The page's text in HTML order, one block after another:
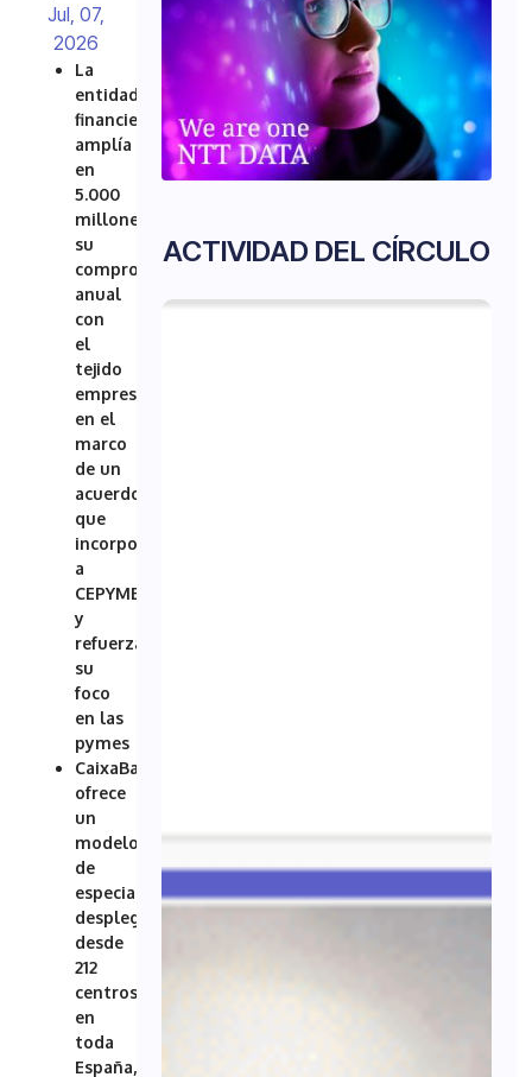
Jul, 07,
2026
La
entidad
financiera
amplía
en
5.000
millones
su
compromiso
anual
con
el
tejido
empresarial
en el
marco
de un
acuerdo
que
incorpora
a
CEPYME
y
refuerza
su
foco
en las
pymes
CaixaBank
ofrece
un
modelo
de
especialización
desplegado
desde
212
centros
en
toda
España,
ACTIVIDAD DEL CÍRCULO